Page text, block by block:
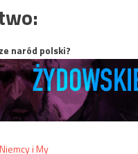
naród polski?